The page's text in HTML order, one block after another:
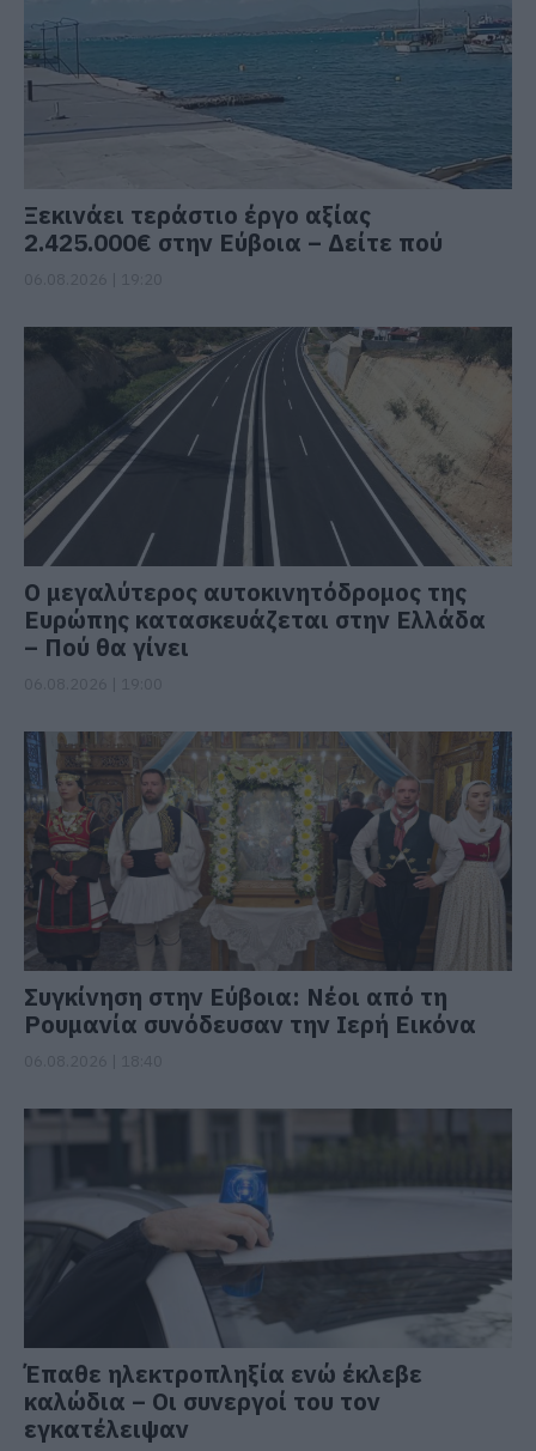
Ξεκινάει τεράστιο έργο αξίας
2.425.000€ στην Εύβοια – Δείτε πού
Ο μεγαλύτερος αυτοκινητόδρομος της
Ευρώπης κατασκευάζεται στην Ελλάδα
– Πού θα γίνει
Συγκίνηση στην Εύβοια: Νέοι από τη
Ρουμανία συνόδευσαν την Ιερή Εικόνα
Έπαθε ηλεκτροπληξία ενώ έκλεβε
καλώδια – Οι συνεργοί του τον
εγκατέλειψαν